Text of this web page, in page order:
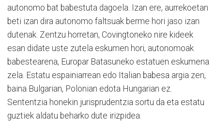
autonomo bat babestuta dagoela. Izan ere, aurrekoetan
beti izan dira autonomo faltsuak berme hori jaso izan
dutenak. Zentzu horretan, Covingtoneko nire kideek
esan didate uste zutela eskumen hori, autonomoak
babestearena, Europar Batasuneko estatuen eskumena
zela. Estatu espainiarrean edo Italian babesa argia zen,
baina Bulgarian, Polonian edota Hungarian ez.
Sententzia honekin jurisprudentzia sortu da eta estatu
guztiek aldatu beharko dute irizpidea.